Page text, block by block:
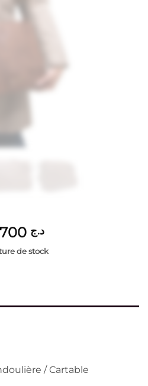
د.ج 4,700
de stock
/ Cartable